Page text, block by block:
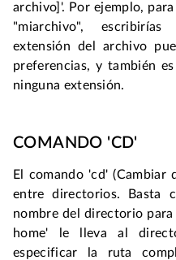
archivo]'. Por ejemplo,
"miarchivo",
extensión del archivo
preferencias, y también
ninguna extensión.
COMANDO 'CD'
El comando 'cd' (Cambiar
entre directorios. Basta
nombre del directorio
home' le lleva al
especificar la ruta